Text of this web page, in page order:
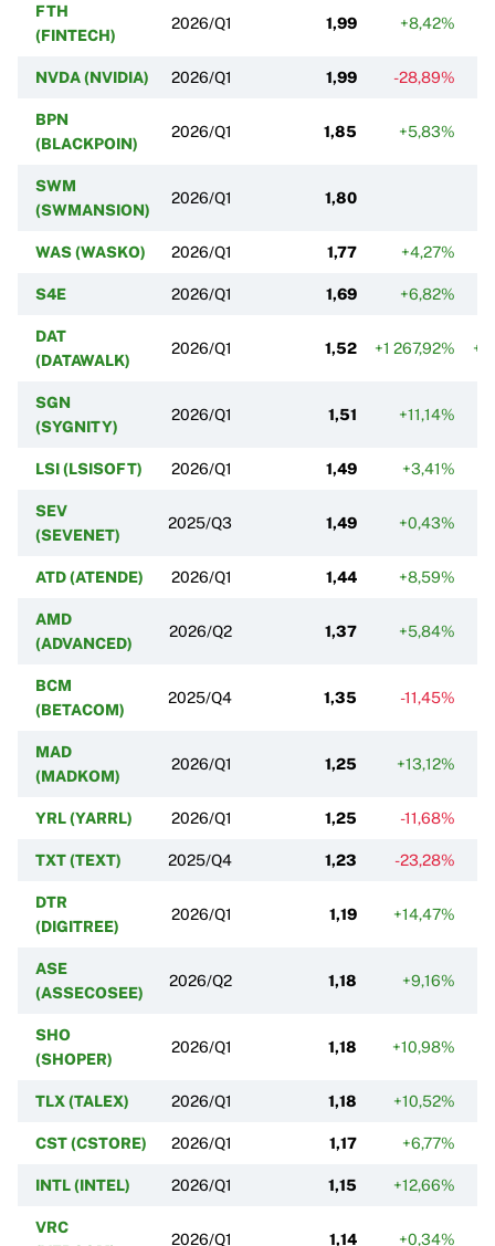
FTH
(FINTECH)
2026/Q1 1,99 +8,42%
NVDA (NVIDIA) 2026/Q1 1,99 -28,89%
BPN
(BLACKPOIN)
2026/Q1 1,85 +5,83%
SWM
(SWMANSION)
2026/Q1 1,80
WAS (WASKO) 2026/Q1 1,77 +4,27%
S4E 2026/Q1 1,69 +6,82%
DAT
(DATAWALK)
2026/Q1 1,52 +1 267,92% +1
SGN
(SYGNITY)
2026/Q1 1,51 +11,14%
LSI (LSISOFT) 2026/Q1 1,49 +3,41%
SEV
(SEVENET)
2025/Q3 1,49 +0,43%
ATD (ATENDE) 2026/Q1 1,44 +8,59%
AMD
(ADVANCED)
2026/Q2 1,37 +5,84%
BCM
(BETACOM)
2025/Q4 1,35 -11,45%
MAD
(MADKOM)
2026/Q1 1,25 +13,12%
YRL (YARRL) 2026/Q1 1,25 -11,68%
TXT (TEXT) 2025/Q4 1,23 -23,28%
DTR
(DIGITREE)
2026/Q1 1,19 +14,47%
ASE
(ASSECOSEE)
2026/Q2 1,18 +9,16%
SHO
(SHOPER)
2026/Q1 1,18 +10,98%
TLX (TALEX) 2026/Q1 1,18 +10,52%
CST (CSTORE) 2026/Q1 1,17 +6,77%
INTL (INTEL) 2026/Q1 1,15 +12,66%
VRC
2026/Q1 1,14 +0,34%